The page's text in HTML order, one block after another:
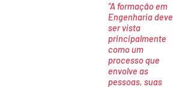
“A formação em
Engenharia deve
ser vista
principalmente
como um
processo que
envolve as
pessoas, suas